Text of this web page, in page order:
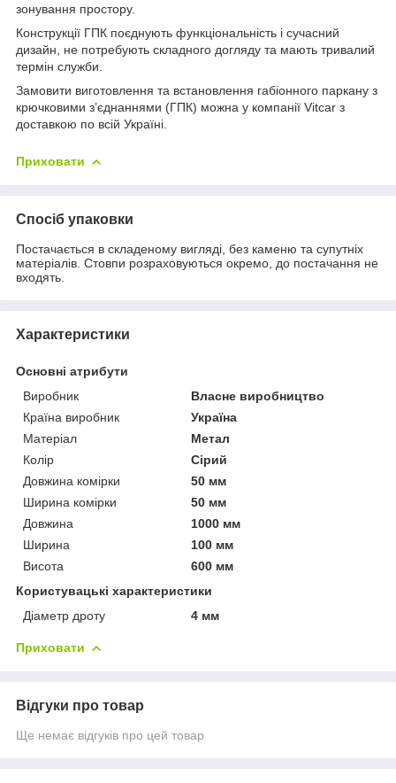
зонування простору.
Конструкції ГПК поєднують функціональність і сучасний
дизайн, не потребують складного догляду та мають тривалий
термін служби.
Замовити виготовлення та встановлення габіонного паркану з
крючковими з’єднаннями (ГПК) можна у компанії Vitcar з
доставкою по всій Україні.
Приховати
Спосіб упаковки
Постачається в складеному вигляді, без каменю та супутніх
матеріалів. Стовпи розраховуються окремо, до постачання не
входять.
Характеристики
Основні атрибути
Виробник
Власне виробництво
Країна виробник
Україна
Матеріал
Метал
Колір
Сірий
Довжина комірки
50 мм
Ширина комірки
50 мм
Довжина
1000 мм
Ширина
100 мм
Висота
600 мм
Користувацькі характеристики
Діаметр дроту
4 мм
Приховати
Відгуки про товар
Ще немає відгуків про цей товар